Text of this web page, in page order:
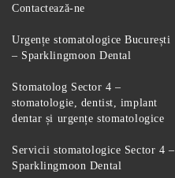
Contactează-ne
Urgențe stomatologice București
– Sparklingmoon Dental
Stomatolog Sector 4 –
stomatologie, dentist, implant
dentar și urgențe stomatologice
Servicii stomatologice Sector 4 –
Sparklingmoon Dental